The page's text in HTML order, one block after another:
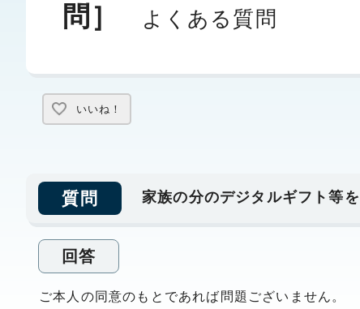
問］
よくある質問
いいね！
質問 家族の分のデジタルギフト等
回答
ご本人の同意のもとであれば問題ございません。